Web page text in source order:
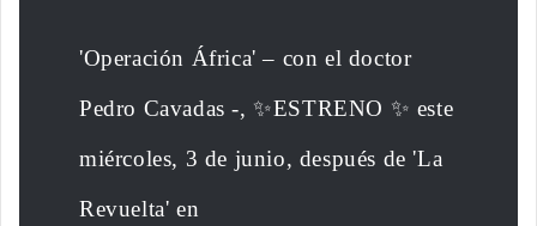
'Operación África' – con el doctor
Pedro Cavadas -, ✨ESTRENO ✨ este
miércoles, 3 de junio, después de 'La
Revuelta' en